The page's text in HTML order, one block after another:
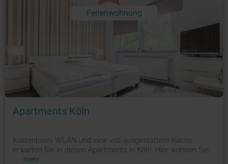
Ferienwohnung
Foto: © booking.com
Apartments Köln
Kostenloses WLAN und eine voll ausgestattete Küche
erwarten Sie in diesen Apartments in Köln. Hier wohnen Sie
mehr